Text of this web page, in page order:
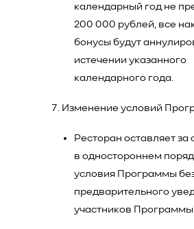
календарный год не
200 000 рублей, все
бонусы будут
истечении указанного
календарного года.
Изменение условий
Ресторан оставляет за
в одностороннем
условия Программы
предварительного
участников